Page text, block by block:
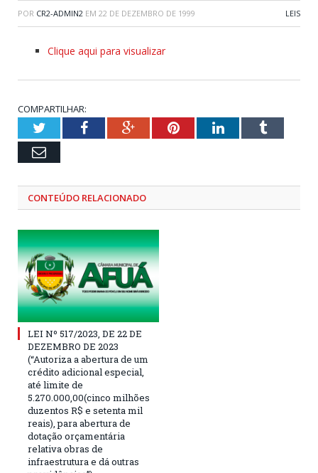
POR CR2-ADMIN2 EM 22 DE DEZEMBRO DE 1999 LEIS
Clique aqui para visualizar
COMPARTILHAR:
TwitterFacebookGoogle+PinterestLinkedInTumblr
Email
CONTEÚDO RELACIONADO
LEI Nº 517/2023, DE 22 DE
DEZEMBRO DE 2023
(“Autoriza a abertura de um
crédito adicional especial,
até limite de
5.270.000,00(cinco milhões
duzentos R$ e setenta mil
reais), para abertura de
dotação orçamentária
relativa obras de
infraestrutura e dá outras